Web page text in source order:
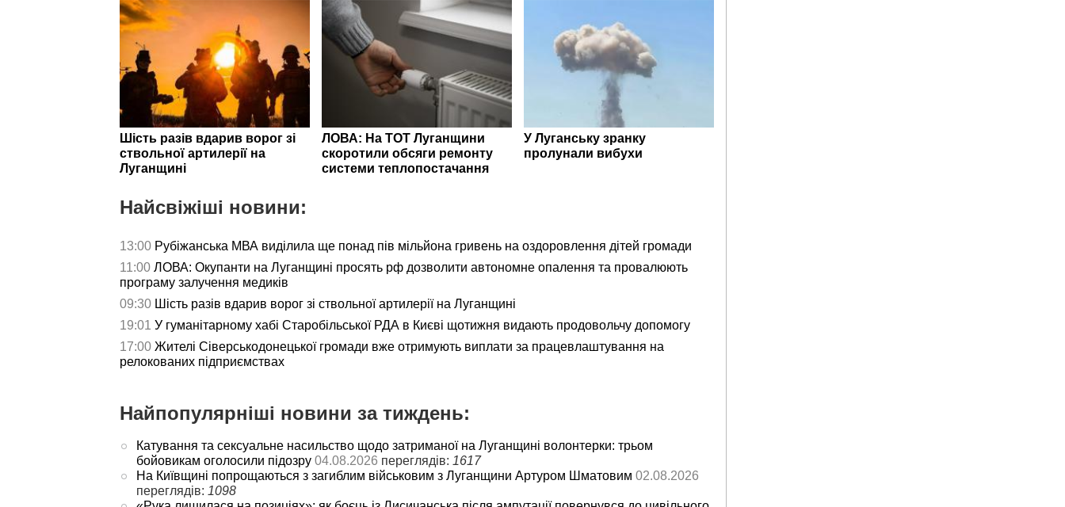
Шість разів вдарив ворог зі
ствольної артилерії на
Луганщині
ЛОВА: На ТОТ Луганщини
скоротили обсяги ремонту
системи теплопостачання
У Луганську зранку
пролунали вибухи
Найсвіжіші новини:
13:00 Рубіжанська МВА виділила ще понад пів мільйона гривень на оздоровлення дітей громади
11:00 ЛОВА: Окупанти на Луганщині просять рф дозволити автономне опалення та провалюють
програму залучення медиків
09:30 Шість разів вдарив ворог зі ствольної артилерії на Луганщині
19:01 У гуманітарному хабі Старобільської РДА в Києві щотижня видають продовольчу допомогу
17:00 Жителі Сіверськодонецької громади вже отримують виплати за працевлаштування на
релокованих підприємствах
Найпопулярніші новини за тиждень:
Катування та сексуальне насильство щодо затриманої на Луганщині волонтерки: трьом
бойовикам оголосили підозру 04.08.2026 переглядів: 1617
На Київщині попрощаються з загиблим військовим з Луганщини Артуром Шматовим 02.08.2026
переглядів: 1098